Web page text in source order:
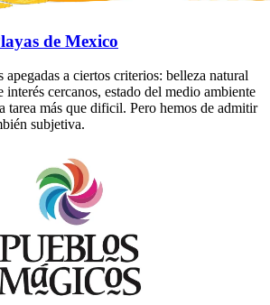
de Mexico
apegadas a ciertos criterios: belleza natural
interés cercanos, estado del medio ambiente
tarea más que dificil. Pero hemos de admitir
subjetiva.